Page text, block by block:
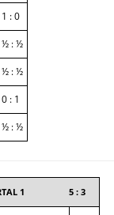
1 : 0
½ : ½
½ : ½
0 : 1
½ : ½
1 5 : 3